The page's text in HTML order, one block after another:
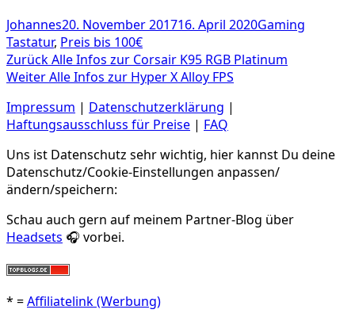
Autor
JohannesVeröffentlicht
am
20. November 201716. April 2020Kategorien
Gaming
Tastatur, Preis bis 100€
Beitragsnavigation
ZurückVorheriger
Beitrag:
Alle Infos zur Corsair K95 RGB Platinum
WeiterNächster
Alle Infos zur Hyper X Alloy FPS
Impressum | Datenschutzerklärung |
Haftungsausschluss für Preise | FAQ
Uns ist Datenschutz sehr wichtig, hier kannst Du deine
Datenschutz/Cookie-Einstellungen anpassen/
ändern/speichern:
Schau auch gern auf meinem Partner-Blog über
Headsets 🎧 vorbei.
* =Affiliatelink (Werbung)